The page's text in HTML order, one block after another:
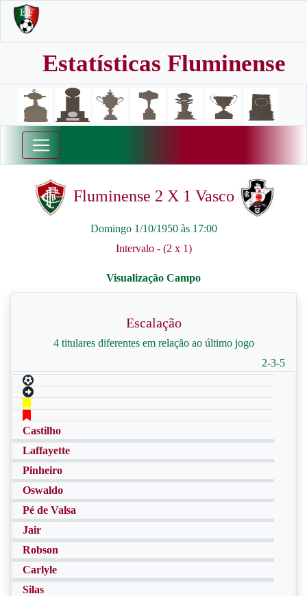
Estatísticas Fluminense
Fluminense 2 X 1 Vasco
Domingo 1/10/1950 às 17:00
Intervalo - (2 x 1)
Escalação
4 titulares diferentes em relação ao último jogo
2-3-5
Castilho
Laffayette
Pinheiro
Oswaldo
Pé de Valsa
Jair
Robson
Carlyle
Silas